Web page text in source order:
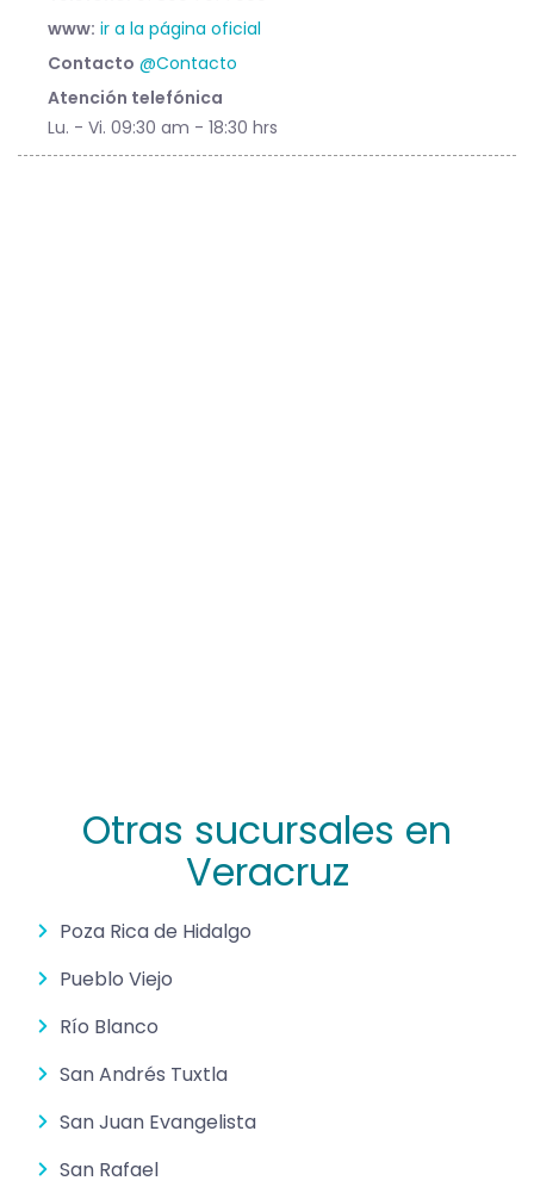
www: ir a la página oficial
Contacto @Contacto
Atención telefónica
Lu. - Vi. 09:30 am - 18:30 hrs
Otras sucursales en
Veracruz
Poza Rica de Hidalgo
Pueblo Viejo
Río Blanco
San Andrés Tuxtla
San Juan Evangelista
San Rafael